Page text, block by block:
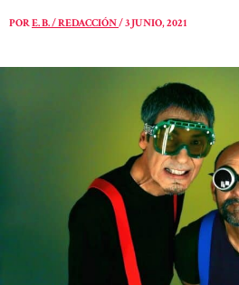
PORE. B. / REDACCIÓN/3 JUNIO, 2021